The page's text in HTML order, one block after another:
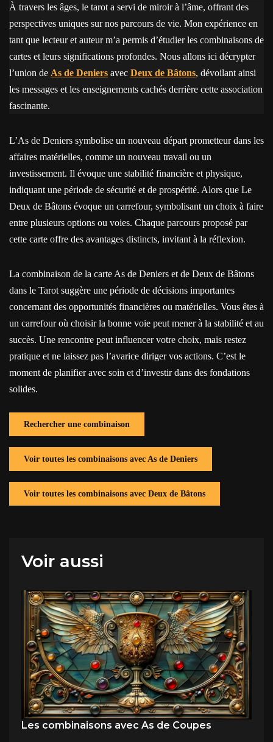
À travers les âges, le tarot a servi de miroir à l’âme, offrant des
perspectives uniques sur nos parcours de vie. Mon expérience en
tant que lecteur et auteur m’a permis d’étudier les combinaisons de
cartes et leurs significations profondes. Nous allons ici décrypter
l’union de As de Deniers avec Deux de Bâtons, dévoilant ainsi
les messages et les enseignements cachés derrière cette association
fascinante.
L’As de Deniers symbolise un nouveau départ prometteur dans les
affaires matérielles, comme un nouveau travail ou un
investissement. Il évoque une stabilité financière et physique,
indiquant une période de sécurité et de prospérité. Alors que Le
Deux de Bâtons évoque un carrefour, symbolisant un choix à faire
entre plusieurs options ou voies. Chaque parcours proposé par
cette carte offre des avantages distincts, invitant à la réflexion.
La combinaison de la carte As de Deniers et de Deux de Bâtons
dans le Tarot suggère une période de décisions importantes
concernant des opportunités financières ou matérielles. Vous êtes à
un carrefour où choisir la bonne voie peut mener à la stabilité et au
succès. Une rencontre peut influencer votre choix, mais restez
pratique et ne laissez pas l’avarice diriger vos actions. C’est le
moment de planifier avec soin et d’investir dans des fondations
solides.
Rechercher une combinaison
Voir toutes les combinaisons avec As de Deniers
Voir toutes les combinaisons avec Deux de Bâtons
Voir aussi
Les combinaisons avec As de Coupes